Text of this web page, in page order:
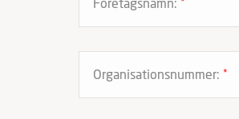
Organisationsnummer: *